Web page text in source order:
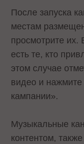
После запуска
местам
просмотрите их.
есть те, кто
этом случае
видео и
кампании».
Музыкальные
контентом,